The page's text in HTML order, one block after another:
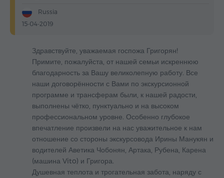
Russia
15-04-2019
Здравствуйте, уважаемая госпожа Григорян!
Примите, пожалуйста, от нашей семьи искреннюю
благодарность за Вашу великолепную работу. Все
наши договорённости с Вами по экскурсионной
программе и трансферам были, к нашей радости,
выполнены чётко, пунктуально и на высоком
профессиональном уровне. Особенно глубокое
впечатление произвели на нас уважительное к нам
отношение со стороны экскурсовода Ирины Манукян и
водителей Аветика Чобонян, Артака, Рубена, Карена
(машина Vito) и Григора.
Душевная теплота и трогательная забота, наряду с